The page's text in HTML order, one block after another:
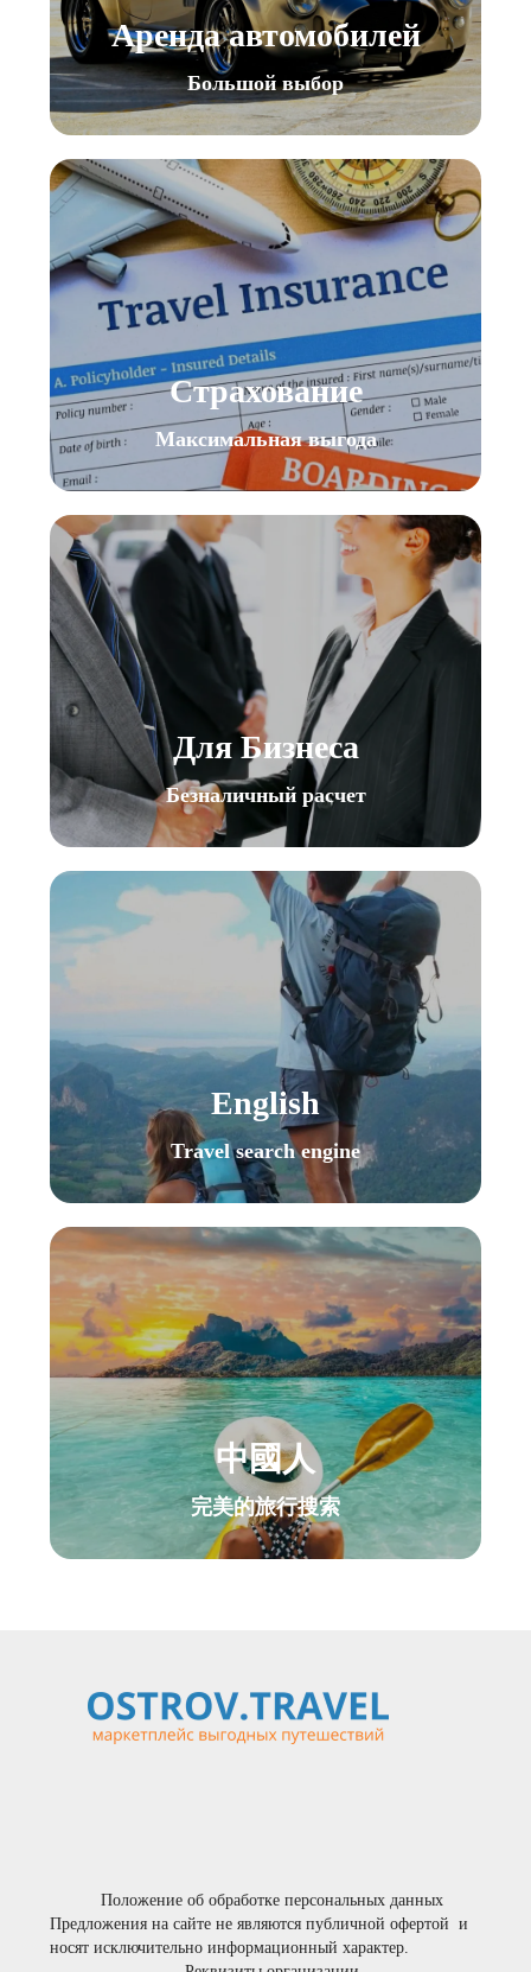
Аренда автомобилей
Большой выбор
Страхование
Максимальная выгода
Для Бизнеса
Безналичный расчет
English
Travel search engine
中國人
完美的旅行搜索
Положение об обработке персональных данных
Предложения на сайте не являются публичной офертой  и
носят исключительно информационный характер.